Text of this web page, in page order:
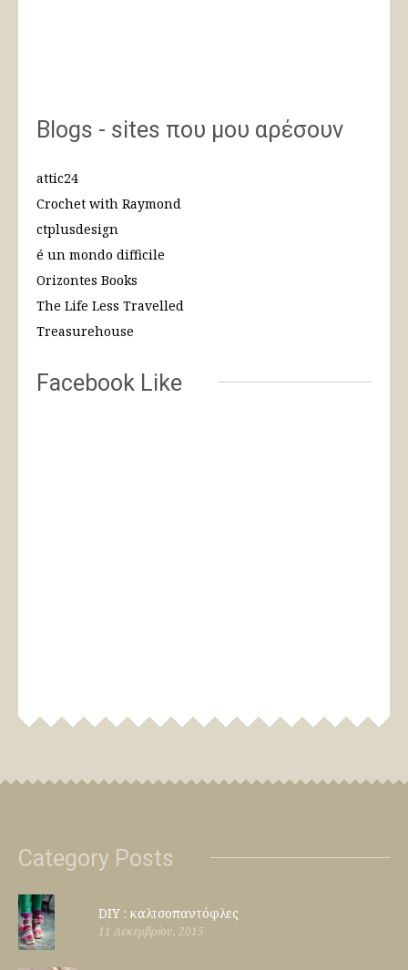
Blogs - sites που μου αρέσουν
attic24
Crochet with Raymond
ctplusdesign
é un mondo difficile
Orizontes Books
The Life Less Travelled
Treasurehouse
Facebook Like
Category Posts
DIY : καλτσοπαντόφλες
11 Δεκεμβρίου, 2015